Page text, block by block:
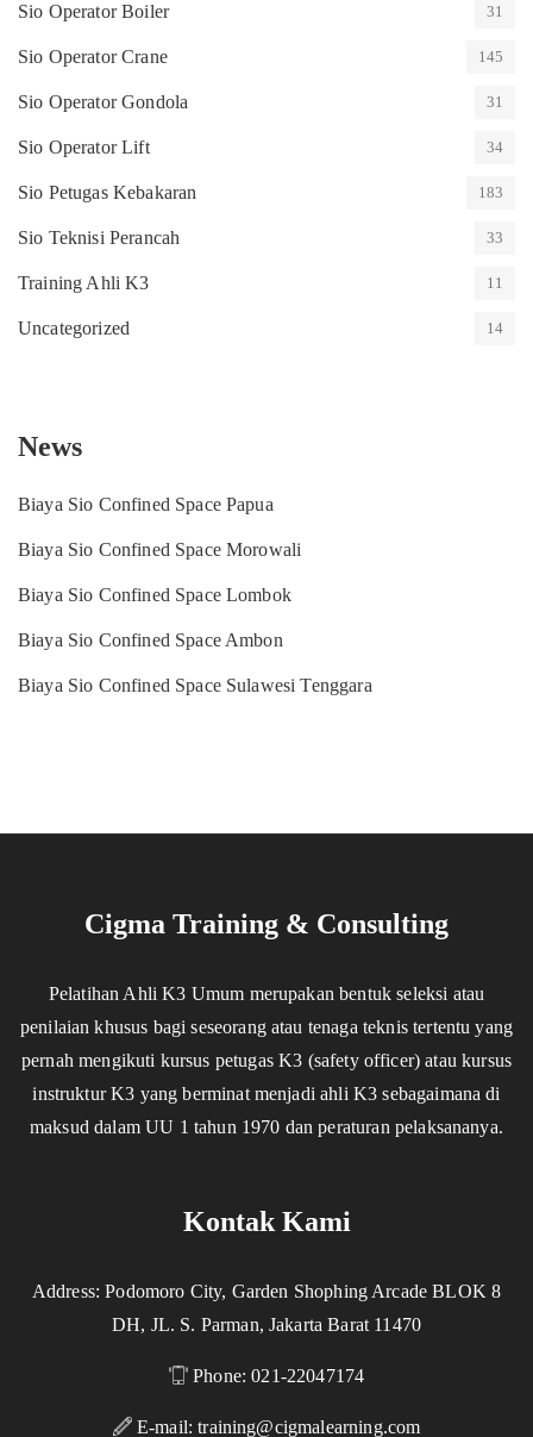
Sio Operator Boiler 31
Sio Operator Crane 145
Sio Operator Gondola 31
Sio Operator Lift 34
Sio Petugas Kebakaran 183
Sio Teknisi Perancah 33
Training Ahli K3 11
Uncategorized 14
News
Biaya Sio Confined Space Papua
Biaya Sio Confined Space Morowali
Biaya Sio Confined Space Lombok
Biaya Sio Confined Space Ambon
Biaya Sio Confined Space Sulawesi Tenggara
Cigma Training & Consulting
Pelatihan Ahli K3 Umum merupakan bentuk seleksi atau
penilaian khusus bagi seseorang atau tenaga teknis tertentu yang
pernah mengikuti kursus petugas K3 (safety officer) atau kursus
instruktur K3 yang berminat menjadi ahli K3 sebagaimana di
maksud dalam UU 1 tahun 1970 dan peraturan pelaksananya.
Kontak Kami
Address: Podomoro City, Garden Shophing Arcade BLOK 8
DH, JL. S. Parman, Jakarta Barat 11470
Phone: 021-22047174
E-mail:training@cigmalearning.com